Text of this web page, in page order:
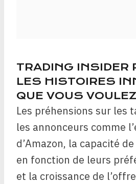
TRADING INSIDER
LES HISTOIRES
QUE VOUS
Les préhensions sur les
les annonceurs comme
d’Amazon, la capacité
en fonction de leurs
et la croissance de